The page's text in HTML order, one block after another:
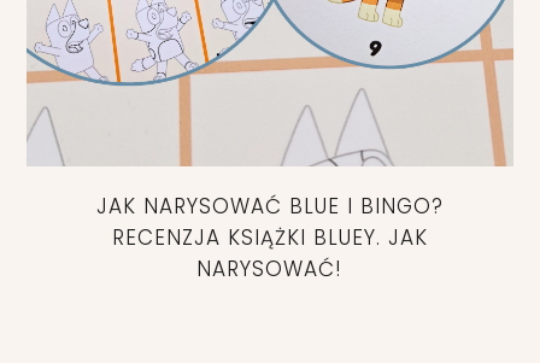
JAK NARYSOWAĆ BLUE I BINGO?
RECENZJA KSIĄŻKI BLUEY. JAK
NARYSOWAĆ!